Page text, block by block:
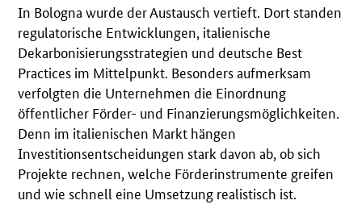
In Bologna wurde der Austausch vertieft. Dort standen
regulatorische Entwicklungen, italienische
Dekarbonisierungsstrategien und deutsche Best
Practices im Mittelpunkt. Besonders aufmerksam
verfolgten die Unternehmen die Einordnung
öffentlicher Förder- und Finanzierungsmöglichkeiten.
Denn im italienischen Markt hängen
Investitionsentscheidungen stark davon ab, ob sich
Projekte rechnen, welche Förderinstrumente greifen
und wie schnell eine Umsetzung realistisch ist.